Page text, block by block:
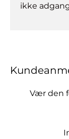
ikke
Vær den